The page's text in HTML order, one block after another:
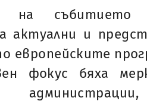
на събитието
актуални и
европейските
фокус бяха